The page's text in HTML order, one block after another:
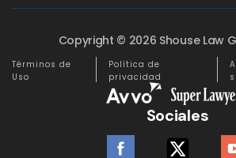
Copyright © 2026 Shouse Law
Términos de
Uso
Política de
privacidad
Sociales
facebook twitter